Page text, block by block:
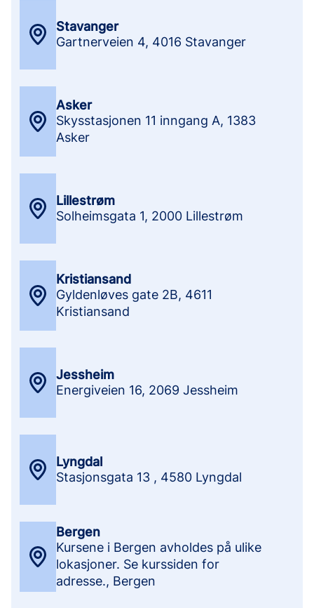
Stavanger
Gartnerveien 4, 4016 Stavanger
Asker
Skysstasjonen 11 inngang A, 1383
Asker
Lillestrøm
Solheimsgata 1, 2000 Lillestrøm
Kristiansand
Gyldenløves gate 2B, 4611
Kristiansand
Jessheim
Energiveien 16, 2069 Jessheim
Lyngdal
Stasjonsgata 13 , 4580 Lyngdal
Bergen
Kursene i Bergen avholdes på ulike
lokasjoner. Se kurssiden for
adresse., Bergen